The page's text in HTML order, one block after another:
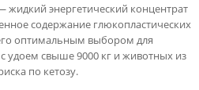
энергетический концентрат
содержание глюкопластических
оптимальным выбором для
удоем свыше 9000 кг и животных из
по кетозу.